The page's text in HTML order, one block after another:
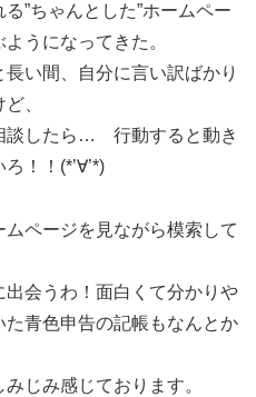
”ちゃんとした”ホームペー
うになってきた。
い間、自分に言い訳ばかり
、
談したら… 行動すると動き
！！(*’∀’*)
ページを見ながら模索して
会うわ！面白くて分かりや
青色申告の記帳もなんとか
じみ感じております。